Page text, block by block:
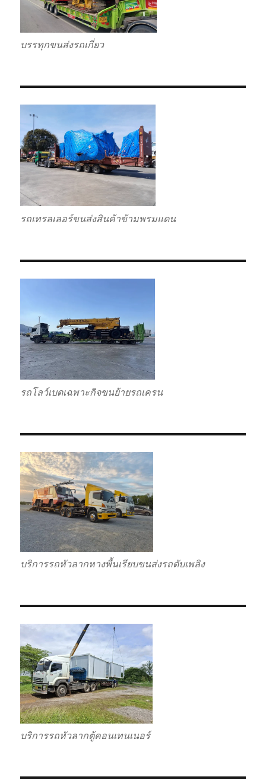
บรรทุกขนส่งรถเกี่ยว
รถเทรลเลอร์ขนส่งสินค้าข้ามพรมแดน
รถโลว์เบดเฉพาะกิจขนย้ายรถเครน
บริการรถหัวลากหางพื้นเรียบขนส่งรถดับเพลิง
บริการรถหัวลากตู้คอนเทนเนอร์